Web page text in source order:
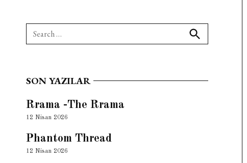
Search
for:
Search
SON YAZILAR
Rrama -The Rrama
12 Nisan 2026
Phantom Thread
12 Nisan 2026